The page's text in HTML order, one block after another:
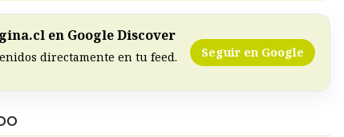
en Google Discover
directamente en tu feed. Seguir en Google